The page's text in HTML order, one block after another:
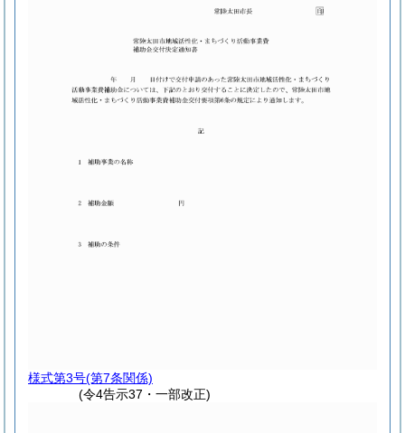
様式第3号(第7条関係)
(令4告示37・一部改正)